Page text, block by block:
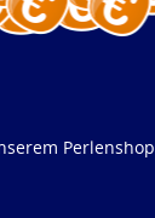
Perlenshop